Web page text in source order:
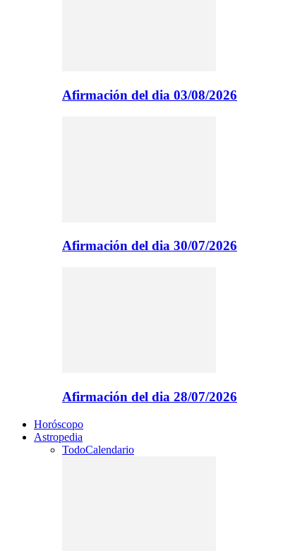
Afirmación del dia 03/08/2026
Afirmación del dia 30/07/2026
Afirmación del dia 28/07/2026
Horóscopo
Astropedia
TodoCalendario